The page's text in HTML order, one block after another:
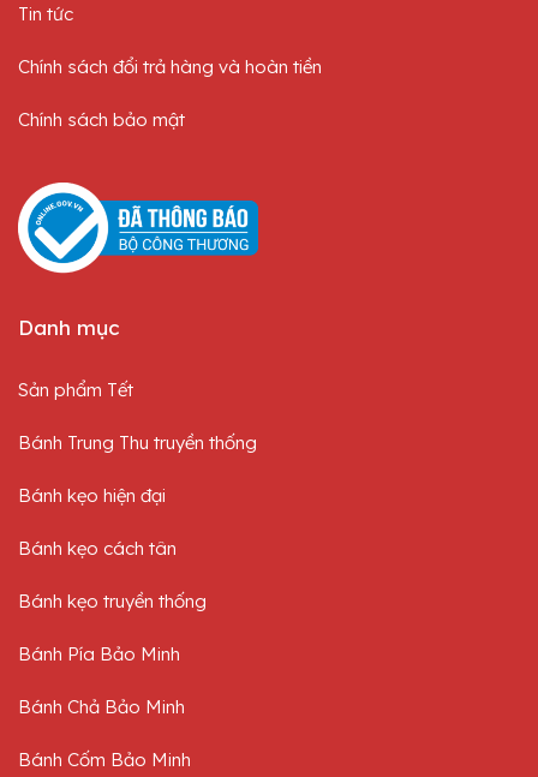
Tin tức
Chính sách đổi trả hàng và hoàn tiền
Chính sách bảo mật
Danh mục
Sản phẩm Tết
Bánh Trung Thu truyền thống
Bánh kẹo hiện đại
Bánh kẹo cách tân
Bánh kẹo truyền thống
Bánh Pía Bảo Minh
Bánh Chả Bảo Minh
Bánh Cốm Bảo Minh